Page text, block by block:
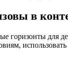
в
горизонты для